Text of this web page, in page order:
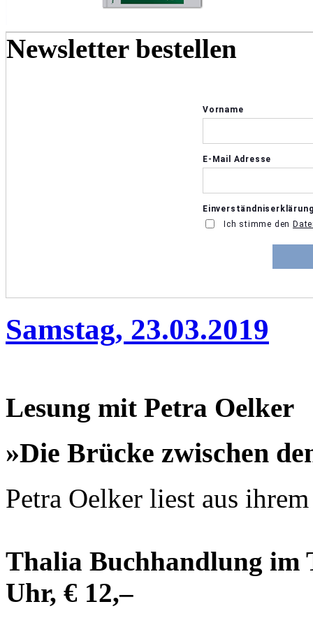
Newsletter bestellen
Samstag, 23.03.2019
Lesung mit Petra Oelker
»Die Brücke zwischen
Petra Oelker liest aus
Thalia Buchhandlung im
Uhr, € 12,–